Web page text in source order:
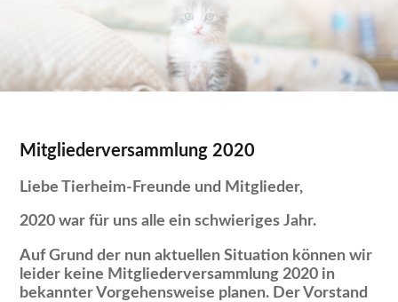
Mitgliederversammlung 2020
Liebe Tierheim-Freunde und Mitglieder,
2020 war für uns alle ein schwieriges Jahr.
Auf Grund der nun aktuellen Situation können wir
leider keine Mitgliederversammlung 2020 in
bekannter Vorgehensweise planen. Der Vorstand